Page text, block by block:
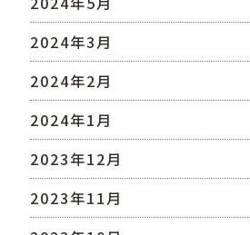
2024年3月
2024年2月
2024年1月
2023年12月
2023年11月